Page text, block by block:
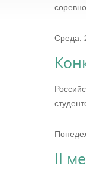
Среда,
II